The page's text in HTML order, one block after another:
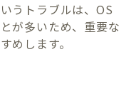
うトラブルは、OS
が多いため、重要な
めします。